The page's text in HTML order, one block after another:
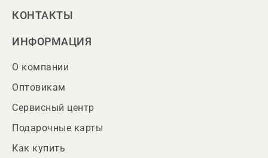
КОНТАКТЫ
ИНФОРМАЦИЯ
О компании
Оптовикам
Сервисный центр
Подарочные карты
Как купить